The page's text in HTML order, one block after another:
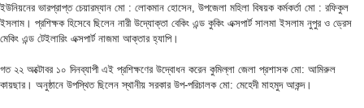
ইউনিয়নের ভারপ্রাপ্ত চেয়ারম্যান মো : লোকমান হোসেন, উপজেলা মহিলা বিষয়ক কর্মকর্তা মো : রফিকুল
ইসলাম। প্রশিক্ষক হিসেবে ছিলেন নারী উদ্যোক্তা বেকিং এন্ড কুকিং এক্সপার্ট সালমা ইসলাম নুপুর ও ড্রেস
মেকিং এন্ড টেইলারিং এক্সপার্ট নাজমা আক্তার হ্যাপি।
গত ২২ অক্টোবর ১০ দিনব্যাপী এই প্রশিক্ষণের উদ্বোধন করেন কুমিল্লা জেলা প্রশাসক মো: আমিরুল
কায়ছার। অনুষ্ঠানে উপস্থিত ছিলেন স্থানীয় সরকার উপ-পরিচালক মো: মেহেদী মাহমুদ আকন্দ।